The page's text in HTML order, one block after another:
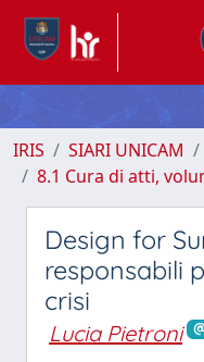
IRIS SIARI UNICAM
8.1 Cura di atti,
Design for
responsabili
crisi
Lucia Pietroni